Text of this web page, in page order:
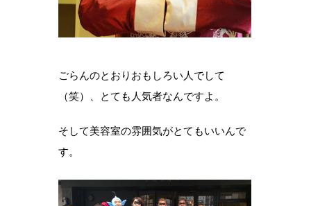
ごらんのとおりおもしろい人でして
（笑）、とても人気者なんですよ。
そして美容室の雰囲気がとてもいいんで
す。